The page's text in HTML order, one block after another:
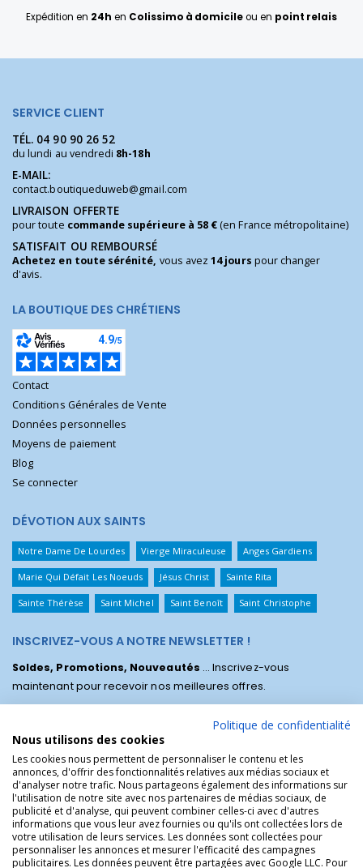
Expédition en 24h en Colissimo à domicileou en point relais
SERVICE CLIENT
TÉL. 04 90 90 26 52
du lundi au vendredi 8h-18h
E-MAIL:
contact.boutiqueduweb@gmail.com
LIVRAISON OFFERTE
pour toute commande supérieure à 58 €(en France métropolitaine)
SATISFAIT OU REMBOURSÉ
Achetez en toute sérénité, vous avez14 jours pour changer
d'avis.
LA BOUTIQUE DES CHRÉTIENS
Contact
Conditions Générales de Vente
Données personnelles
Moyens de paiement
Blog
Se connecter
DÉVOTION AUX SAINTS
Notre Dame De Lourdes Vierge Miraculeuse Anges Gardiens
Marie Qui Défait Les Noeuds Jésus Christ Sainte Rita
Sainte Thérèse Saint Michel Saint Benoît Saint Christophe
INSCRIVEZ-VOUS A NOTRE NEWSLETTER !
Soldes, Promotions, Nouveautés ... Inscrivez-vous
maintenant pour recevoir nos meilleures offres.
La Boutique des Chrétiens © | La boutique religieuse chrétienne de
Politique de confidentialité
Nous utilisons des cookies
Les cookies nous permettent de personnaliser le contenu et les
annonces, d'offrir des fonctionnalités relatives aux médias sociaux et
d'analyser notre trafic. Nous partageons également des informations sur
l'utilisation de notre site avec nos partenaires de médias sociaux, de
publicité et d'analyse, qui peuvent combiner celles-ci avec d'autres
informations que vous leur avez fournies ou qu'ils ont collectées lors de
votre utilisation de leurs services. Les données sont collectées pour
personnaliser les annonces et mesurer l'efficacité des campagnes
publicitaires. Les données peuvent être partagées avec Google LLC. Pour